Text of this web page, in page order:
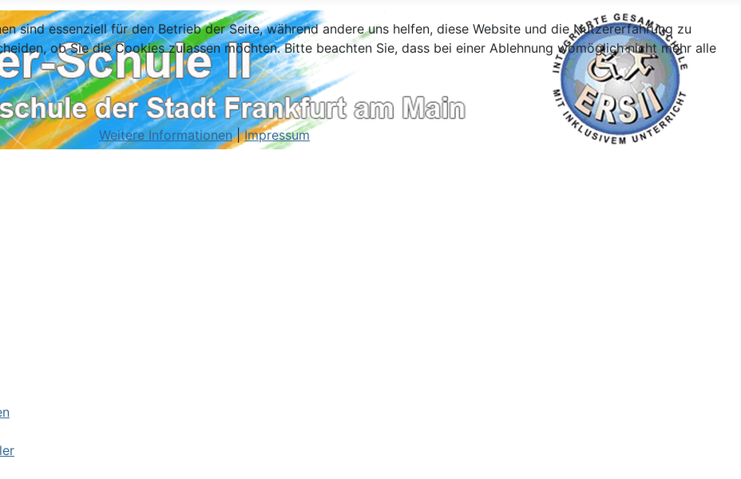
sind essenziell für den Betrieb der Seite, während andere uns helfen, diese Website und die Nutzererfahrung zu
ob Sie die Cookies zulassen möchten. Bitte beachten Sie, dass bei einer Ablehnung womöglich nicht mehr alle
Weitere Informationen|Impressum